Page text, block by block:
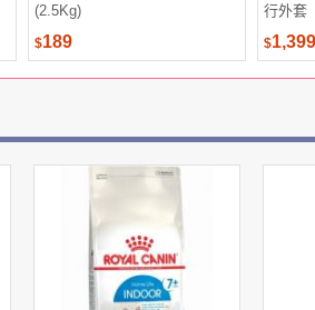
(2.5Kg)
$189
行外套
$1,399